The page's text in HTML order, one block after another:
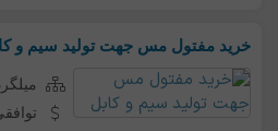
خرید مفتول مس جهت تولید سیم و